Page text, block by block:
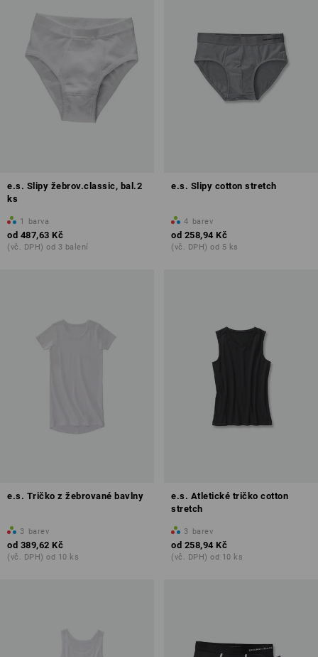
e.s. Slipy žebrov.classic, bal.2
ks
1 barva
od 487,63 Kč
(vč. DPH) od 3 balení
e.s. Slipy cotton stretch
4 barev
od 258,94 Kč
(vč. DPH) od 5 ks
e.s. Tričko z žebrované bavlny
3 barev
od 389,62 Kč
(vč. DPH) od 10 ks
e.s. Atletické tričko cotton
stretch
3 barev
od 258,94 Kč
(vč. DPH) od 10 ks